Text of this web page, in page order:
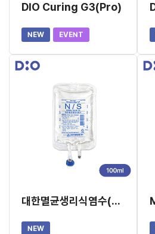
DIO Curing G3(Pro)
NEW EVENT
대한멸균생리식염수(생리식염주사액)100ml X 50EA (교환/반품 불가)
NEW